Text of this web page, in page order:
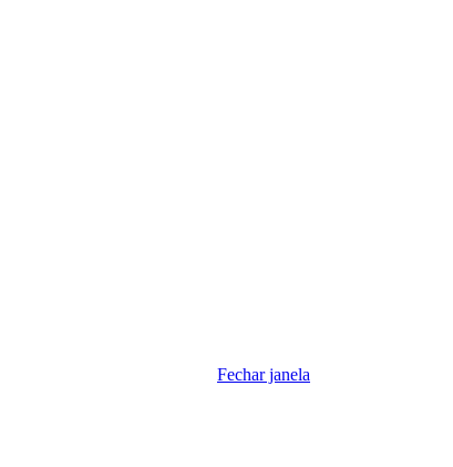
Fechar janela